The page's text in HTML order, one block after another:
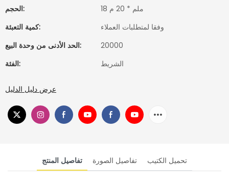
الحجم:
18 ملم * 20 م
كمية التعبئة:
وفقا لمتطلبات العملاء
الحد الأدنى من وحدة البيع:
20000
الفئة:
الشريط
عرض دليل الدليل
تفاصيل المنتج تفاصيل الصورة تحميل الكتيب